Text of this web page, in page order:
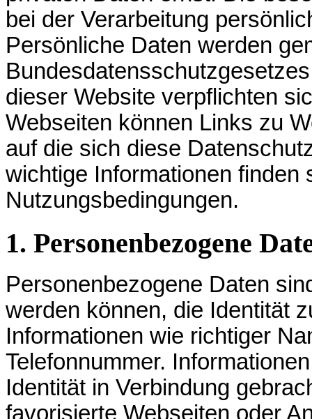
bei der Verarbeitung
Persönliche Daten werden
dieser Website verpflichten
Webseiten können Links zu
auf die sich diese
wichtige Informationen finden
Nutzungsbedingungen.
1. Personenbezogene
Personenbezogene Daten
werden können, die Identität
Informationen wie richtiger
Telefonnummer.
Identität in Verbindung
favorisierte Webseiten oder